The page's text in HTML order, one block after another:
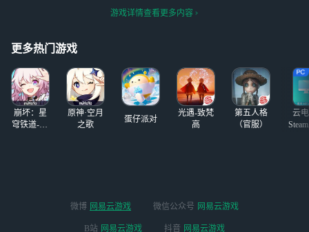
#聚窟洲侠士福利#
有奖征集新英雄哈
：11月16日~11月3
上分攻略！ 点赞
前十的用心友友可
获
影截图！ 点赞前
十的友友可获得永
游戏详情查看更多内容
更多热门游戏
崩坏：星
穹铁道-4.4
原神·空月
之歌
蛋仔派对
光遇-致梵
高
第五人格
（官服）
云
微博 网易云游戏 微信公众号 网易云游戏
B站 网易云游戏 抖音 网易云游戏